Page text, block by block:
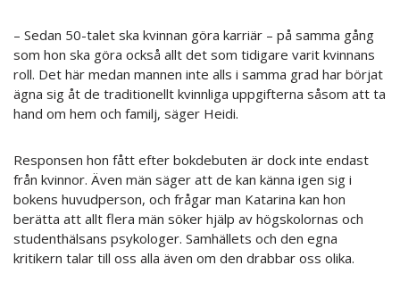
– Sedan 50-talet ska kvinnan göra karriär – på samma gång
som hon ska göra också allt det som tidigare varit kvinnans
roll. Det här medan mannen inte alls i samma grad har börjat
ägna sig åt de traditionellt kvinnliga uppgifterna såsom att ta
hand om hem och familj, säger Heidi.
Responsen hon fått efter bokdebuten är dock inte endast
från kvinnor. Även män säger att de kan känna igen sig i
bokens huvudperson, och frågar man Katarina kan hon
berätta att allt flera män söker hjälp av högskolornas och
studenthälsans psykologer. Samhällets och den egna
kritikern talar till oss alla även om den drabbar oss olika.